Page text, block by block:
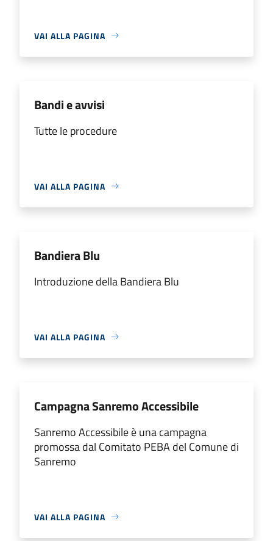
VAI ALLA PAGINA
Bandi e avvisi
Tutte le procedure
VAI ALLA PAGINA
Bandiera Blu
Introduzione della Bandiera Blu
VAI ALLA PAGINA
Campagna Sanremo Accessibile
Sanremo Accessibile è una campagna
promossa dal Comitato PEBA del Comune di
Sanremo
VAI ALLA PAGINA